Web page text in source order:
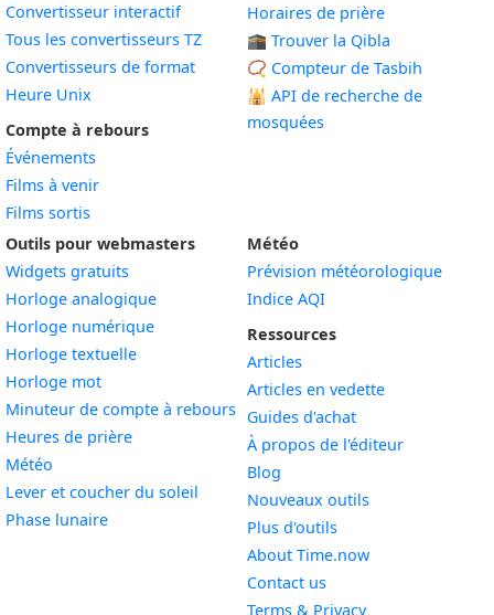
Convertisseur interactif
Tous les convertisseurs TZ
Convertisseurs de format
Heure Unix
Compte à rebours
Événements
Films à venir
Films sortis
Horaires de prière
🕋 Trouver la Qibla
📿 Compteur de Tasbih
🕌 API de recherche de
mosquées
Outils pour webmasters
Widgets gratuits
Horloge analogiqueWidget
Horloge numériqueWidget
Horloge textuelleWidget
Horloge motWidget
Minuteur de compte à rebours Widget
Heures de prièreWidget
Météo
Lever et coucher du soleil
Phase lunaireWidget
Météo
Prévision météorologique
Indice AQI
Ressources
Articles
Articles en vedette
Guides d'achat
À propos de l'éditeur
Blog
Nouveaux outils
Plus d'outils
About Time.now
Contact us
Terms & Privacy